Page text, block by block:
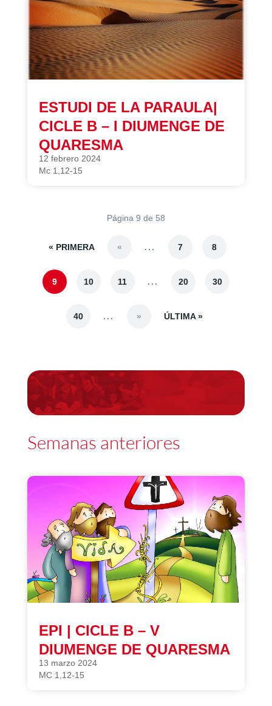
ESTUDI DE LA PARAULA|
CICLE B – I DIUMENGE DE
QUARESMA
12 febrero 2024
Mc 1,12-15
Página 9 de 58
« PRIMERA « ... 7 8
9 10 11 ... 20 30
40 ... » ÚLTIMA »
Semanas anteriores
EPI | CICLE B – V
DIUMENGE DE QUARESMA
13 marzo 2024
MC 1,12-15